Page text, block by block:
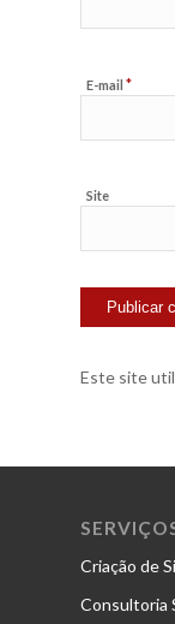
E-mail *
Site
Este site
Criação de
Consultoria